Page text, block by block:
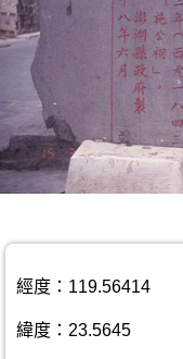
經度：119.56414
緯度：23.5645